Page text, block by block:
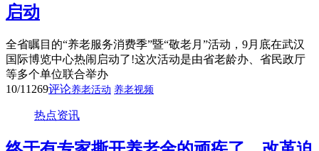
启动
全省瞩目的“养老服务消费季”暨“敬老月”活动，9月底在武汉
国际博览中心热闹启动了!这次活动是由省老龄办、省民政厅
等多个单位联合举办
10/11 269评论养老活动 养老视频
热点资讯